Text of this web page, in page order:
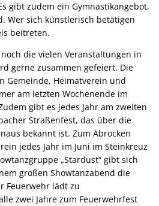
gibt zudem ein Gymnastikangebot,
Wer sich künstlerisch betätigen
beitreten.
die vielen Veranstaltungen in
gerne zusammen gefeiert. Die
Gemeinde, Heimatverein und
am letzten Wochenende im
gibt es jedes Jahr am zweiten
Straßenfest, das über die
bekannt ist. Zum Abrocken
jedes Jahr im Juni im Steinkreuz
„Stardust“ gibt sich
großen Showtanzabend die
Feuerwehr lädt zu
zwei Jahre zum Feuerwehrfest